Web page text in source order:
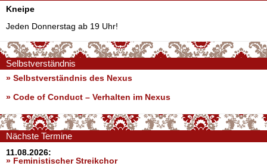
Kneipe
Jeden Donnerstag ab 19 Uhr!
Selbstverständnis
» Selbstverständnis des Nexus
» Code of Conduct – Verhalten im Nexus
Nächste Termine
11.08.2026:
» Feministischer Streikchor